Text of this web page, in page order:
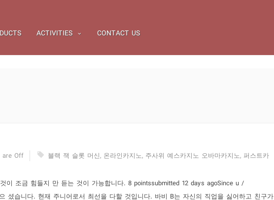
ACTIVITIES CONTACT US
are Off 블랙 잭 슬롯 머신, 온라인카지노, 주사위 예스카지노 오바마카지노, 퍼스트카
이 조금 힘들지 만 듣는 것이 가능합니다. 8 pointssubmitted 12 days agoSince u /
셨습니다. 현재 주니어로서 최선을 다할 것입니다. 바비 B는 자신의 직업을 싫어하고 친구가